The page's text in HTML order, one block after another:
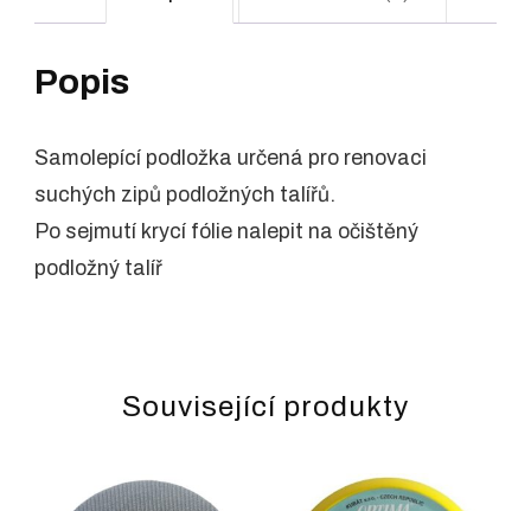
Popis
Samolepící podložka určená pro renovaci
suchých zipů podložných talířů.
Po sejmutí krycí fólie nalepit na očištěný
podložný talíř
Související produkty